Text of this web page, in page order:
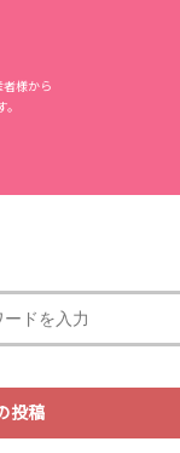
様から
投稿